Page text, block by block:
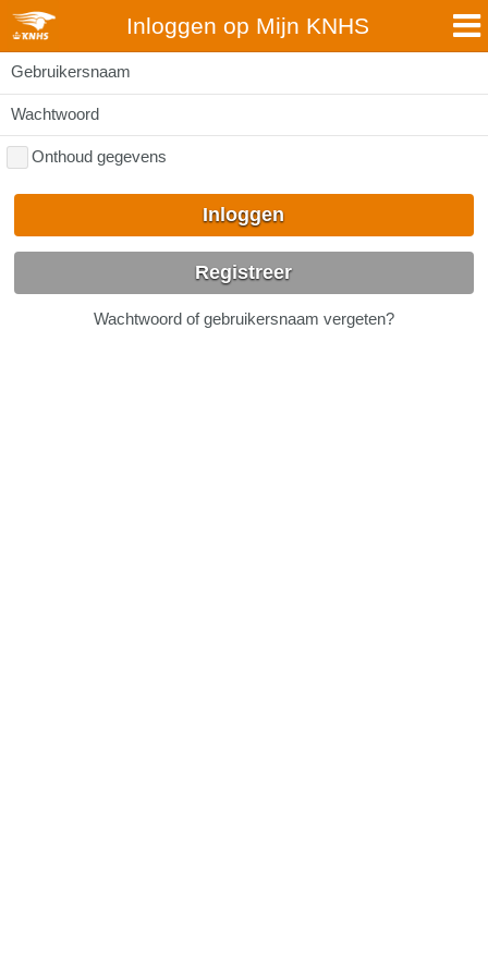
Inloggen op Mijn KNHS
Gebruikersnaam
Wachtwoord
Onthoud gegevens
Inloggen
Registreer
Wachtwoord of gebruikersnaam vergeten?